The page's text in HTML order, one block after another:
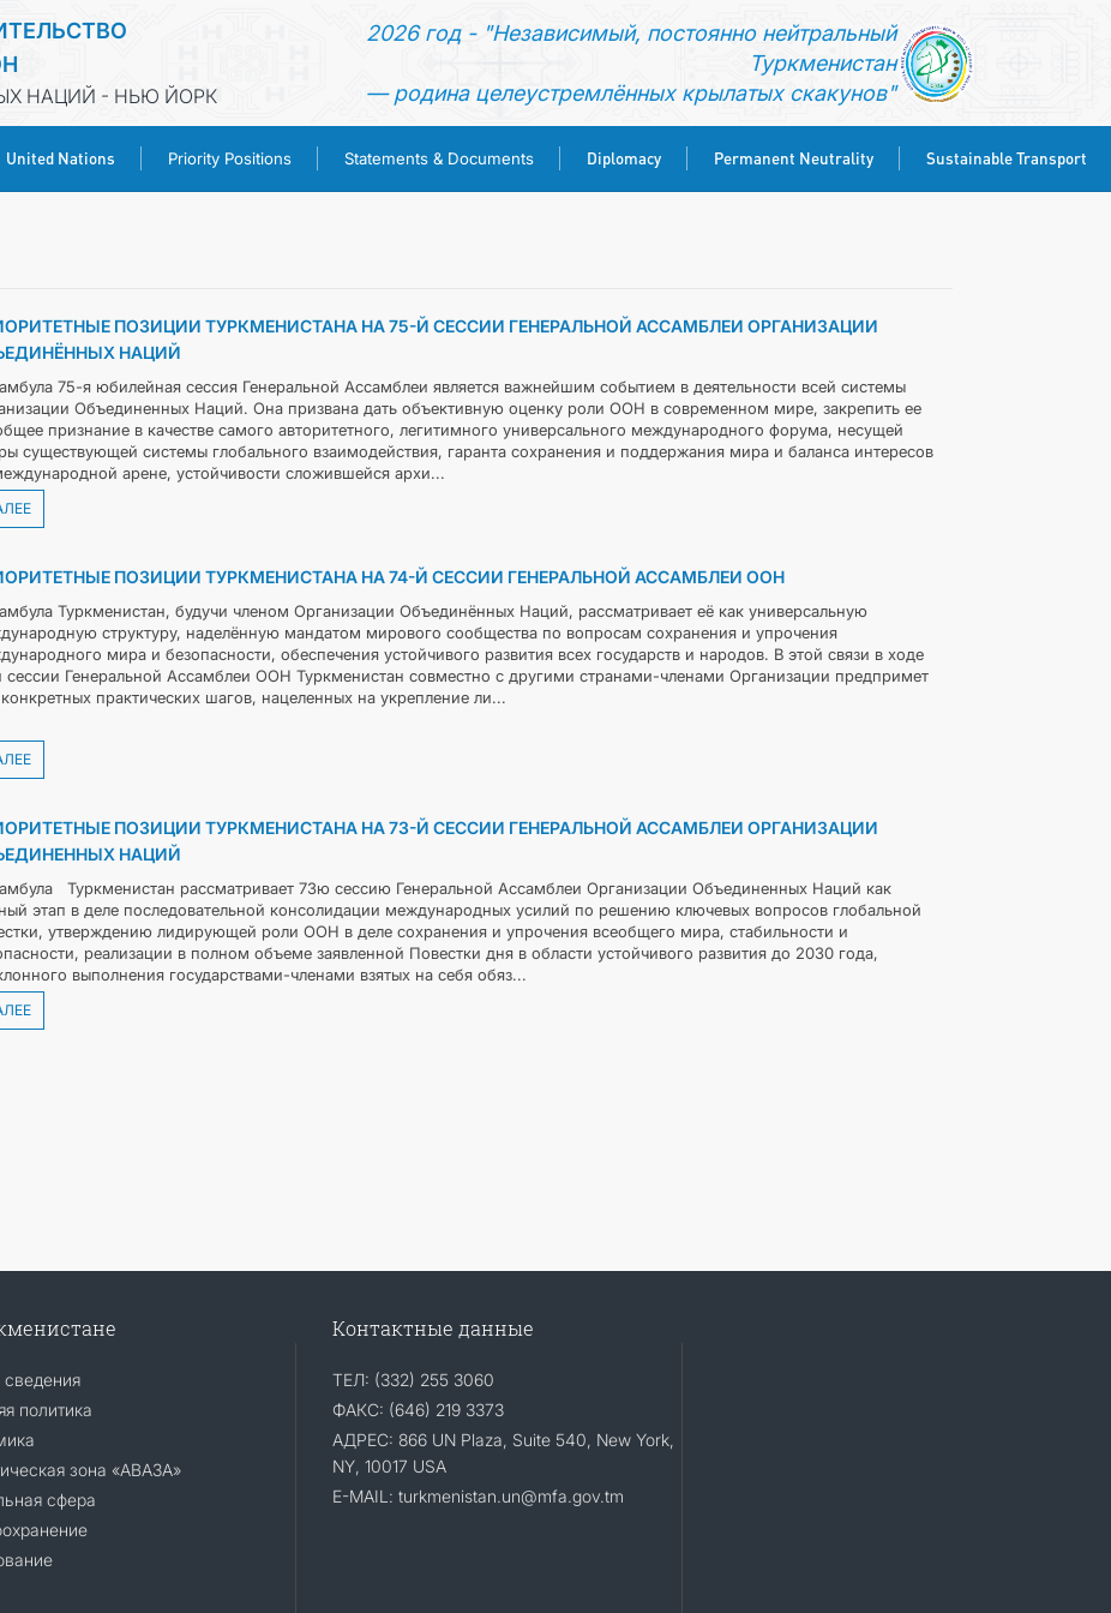
НАЦИЙ - НЬЮ ЙОРК
2026 год - "Независимый, постоянно нейтральный
Туркменистан
— родина целеустремлённых крылатых скакунов"
United Nations Priority Positions Statements & Documents Diplomacy Permanent Neutrality Sustainable Transport
UNITED NATIONS
PRIORITY POSITIONS
DIPLOMACY
PERMANENT NEUTRALITY
ПОЗИЦИИ ТУРКМЕНИСТАНА НА 75-Й СЕССИИ ГЕНЕРАЛЬНОЙ АССАМБЛЕИ ОРГАНИЗАЦИИ
НАЦИЙ
75-я юбилейная сессия Генеральной Ассамблеи является важнейшим событием в деятельности всей системы
Объединенных Наций. Она призвана дать объективную оценку роли ООН в современном мире, закрепить ее
признание в качестве самого авторитетного, легитимного универсального международного форума, несущей
существующей системы глобального взаимодействия, гаранта сохранения и поддержания мира и баланса интересов
арене, устойчивости сложившейся архи...
ПОЗИЦИИ ТУРКМЕНИСТАНА НА 74-Й СЕССИИ ГЕНЕРАЛЬНОЙ АССАМБЛЕИ ООН
Туркменистан, будучи членом Организации Объединённых Наций, рассматривает её как универсальную
структуру, наделённую мандатом мирового сообщества по вопросам сохранения и упрочения
мира и безопасности, обеспечения устойчивого развития всех государств и народов. В этой связи в ходе
сессии Генеральной Ассамблеи ООН Туркменистан совместно с другими странами-членами Организации предпримет
практических шагов, нацеленных на укрепление ли...
ПОЗИЦИИ ТУРКМЕНИСТАНА НА 73-Й СЕССИИ ГЕНЕРАЛЬНОЙ АССАМБЛЕИ ОРГАНИЗАЦИИ
НАЦИЙ
Туркменистан рассматривает 73ю сессию Генеральной Ассамблеи Организации Объединенных Наций как
этап в деле последовательной консолидации международных усилий по решению ключевых вопросов глобальной
утверждению лидирующей роли ООН в деле сохранения и упрочения всеобщего мира, стабильности и
реализации в полном объеме заявленной Повестки дня в области устойчивого развития до 2030 года,
выполнения государствами-членами взятых на себя обяз...
политика
зона «АВАЗА»
сфера
Контактные данные
ТЕЛ: (332) 255 3060
ФАКС: (646) 219 3373
АДРЕС: 866 UN Plaza, Suite 540, New York,
NY, 10017 USA
E-MAIL: turkmenistan.un@mfa.gov.tm